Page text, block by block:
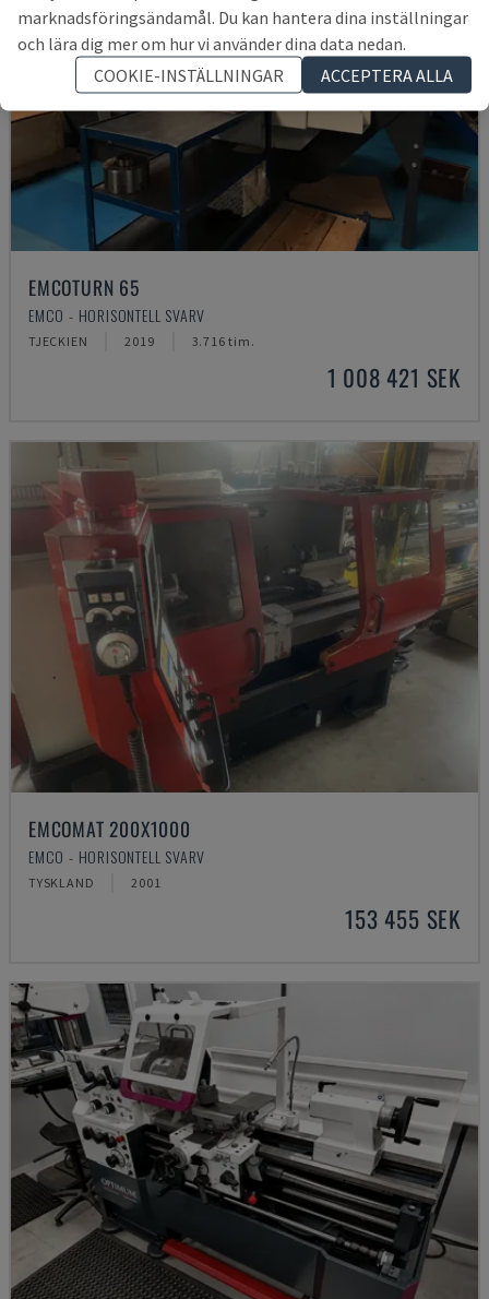
EMCOTURN 65
EMCO - HORISONTELL SVARV
TJECKIEN 2019 3.716 tim.
1 008 421 SEK
EMCOMAT 200X1000
EMCO - HORISONTELL SVARV
TYSKLAND 2001
153 455 SEK
marknadsföringsändamål. Du kan hantera dina inställningar
och lära dig mer om hur vi använder dina data nedan.
COOKIE-INSTÄLLNINGAR
ACCEPTERA ALLA